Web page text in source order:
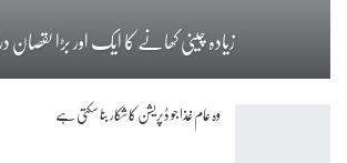
زیادہ چینی کھانے کا ایک اور بڑا نقصان
وہ عام غذا جو ڈپریشن کا شکار بنا سکتی ہے